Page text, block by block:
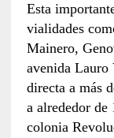
Esta
vialidades
Mainero,
avenida Lauro
directa a más
a alrededor de
colonia